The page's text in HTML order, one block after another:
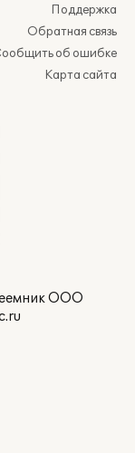
Поддержка
Обратная связь
об ошибке
Карта сайта
ООО